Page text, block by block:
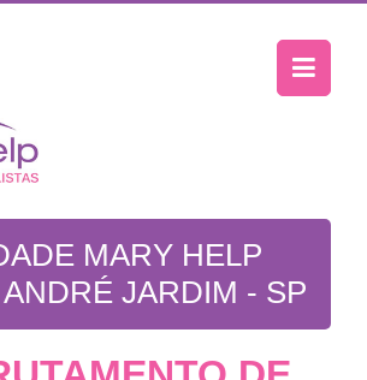
MARY HELP
JARDIM - SP